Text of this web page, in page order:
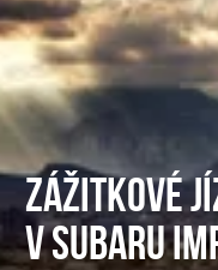
Zážitkové
v Subaru